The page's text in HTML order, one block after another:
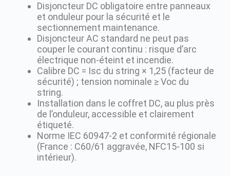
Disjoncteur DC obligatoire entre panneaux
et onduleur pour la sécurité et le
sectionnement maintenance.
Disjoncteur AC standard ne peut pas
couper le courant continu : risque d’arc
électrique non-éteint et incendie.
Calibre DC = Isc du string × 1,25 (facteur de
sécurité) ; tension nominale ≥ Voc du
string.
Installation dans le coffret DC, au plus près
de l’onduleur, accessible et clairement
étiqueté.
Norme IEC 60947-2 et conformité régionale
(France : C60/61 aggravée, NFC15-100 si
intérieur).